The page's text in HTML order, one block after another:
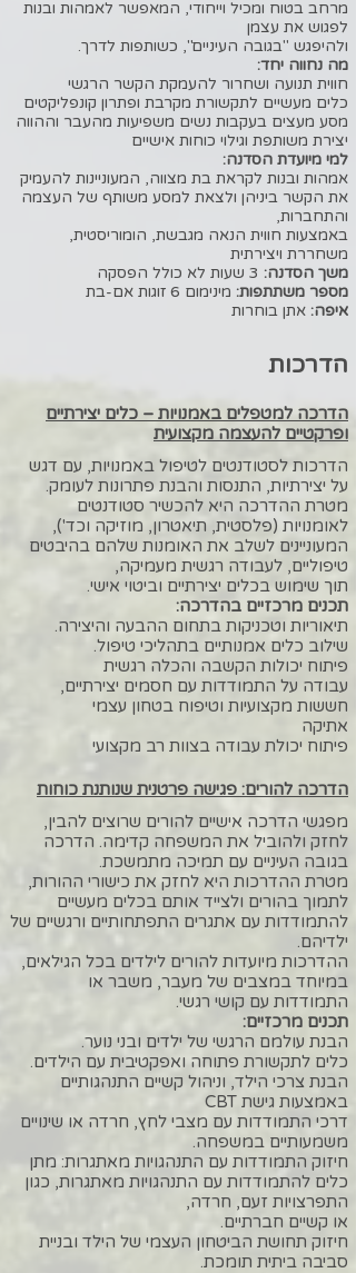
מרחב בטוח ומכיל וייחודי, המאפשר לאמהות ובנות
לפגוש את עצמן
ולהיפגש "בגובה העיניים", כשותפות לדרך.
מה נחווה יחד:
חווית תנועה ושחרור להעמקת הקשר הרגשי
כלים מעשיים לתקשורת מקרבת ופתרון קונפליקטים
מסע מעצים בעקבות נשים משפיעות מהעבר וההווה
יצירת משותפת וגילוי כוחות אישיים
למי מיועדת הסדנה:
אמהות ובנות לקראת בת מצווה, המעוניינות להעמיק
את הקשר ביניהן ולצאת למסע משותף של העצמה
והתחברות,
באמצעות חווית הנאה מגבשת, הומוריסטית,
משחררת ויצירתית
משך הסדנה: 3 שעות לא כולל הפסקה
מספר משתתפות: מינימום 6 זוגות אם-בת
איפה: אתן בוחרות
​הדרכות
הדרכה למטפלים באמנויות – כלים יצירתיים
ופרקטיים להעצמה מקצועית
הדרכות לסטודנטים לטיפול באמנויות, עם דגש
על יצירתיות, התנסות והבנת פתרונות לעומק.
מטרת ההדרכה היא להכשיר סטודנטים
לאומנויות (פלסטית, תיאטרון, מוזיקה וכד'),
המעוניינים לשלב את האומנות שלהם בהיבטים
טיפוליים, לעבודה רגשית מעמיקה,
תוך שימוש בכלים יצירתיים וביטוי אישי.
תכנים מרכזיים בהדרכה:
תיאוריות וטכניקות בתחום ההבעה והיצירה.
שילוב כלים אמנותיים בתהליכי טיפול.
פיתוח יכולות הקשבה והכלה רגשית
עבודה על התמודדות עם חסמים יצירתיים,
חששות מקצועיות וטיפוח בטחון עצמי
אתיקה
פיתוח יכולת עבודה בצוות רב מקצועי
הדרכה להורים: פגישה פרטנית שנותנת כוחות
מפגשי הדרכה אישיים להורים שרוצים להבין,
לחזק ולהוביל את המשפחה קדימה. הדרכה
בגובה העיניים עם תמיכה מתמשכת.
מטרת ההדרכות היא לחזק את כישורי ההורות,
לתמוך בהורים ולצייד אותם בכלים מעשיים
להתמודדות עם אתגרים התפתחותיים ורגשיים של
ילדיהם.
ההדרכות מיועדות להורים לילדים בכל הגילאים,
במיוחד במצבים של מעבר, משבר או
התמודדות עם קושי רגשי.
תכנים מרכזיים:
הבנת עולמם הרגשי של ילדים ובני נוער.
כלים לתקשורת פתוחה ואפקטיבית עם הילדים.
הבנת צרכי הילד, וניהול קשיים התנהגותיים
באמצעות גישת CBT
דרכי התמודדות עם מצבי לחץ, חרדה או שינויים
משמעותיים במשפחה.
חיזוק התמודדות עם התנהגויות מאתגרות: מתן
כלים להתמודדות עם התנהגויות מאתגרות, כגון
התפרצויות זעם, חרדה,
או קשיים חברתיים.
חיזוק תחושת הביטחון העצמי של הילד ובניית
סביבה ביתית תומכת.